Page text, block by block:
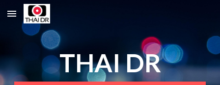
Skip to main content
THAI DR